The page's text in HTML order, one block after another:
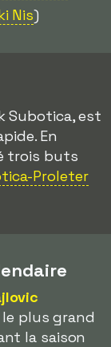
Nis)
Subotica, est
En
trois buts
Proleter
plus grand
la saison